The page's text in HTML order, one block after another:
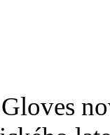
Black jsou